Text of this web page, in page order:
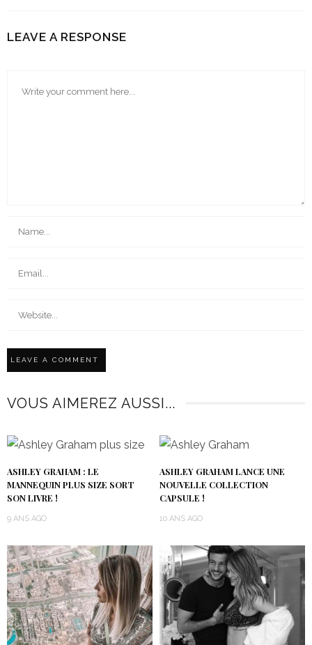
LEAVE A RESPONSE
VOUS AIMEREZ AUSSI...
ASHLEY GRAHAM : LE
MANNEQUIN PLUS SIZE SORT
SON LIVRE !
9 ANS AGO
ASHLEY GRAHAM LANCE UNE
NOUVELLE COLLECTION
CAPSULE !
10 ANS AGO